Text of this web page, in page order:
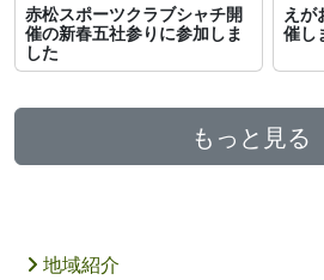
赤松スポーツクラブシャチ開
催の新春五社参りに参加しま
した
えが
催し
もっと見る
地域紹介